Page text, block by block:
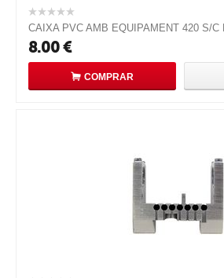
CAIXA PVC AMB EQUIPAMENT 420 S/C
8.00€
COMPRAR